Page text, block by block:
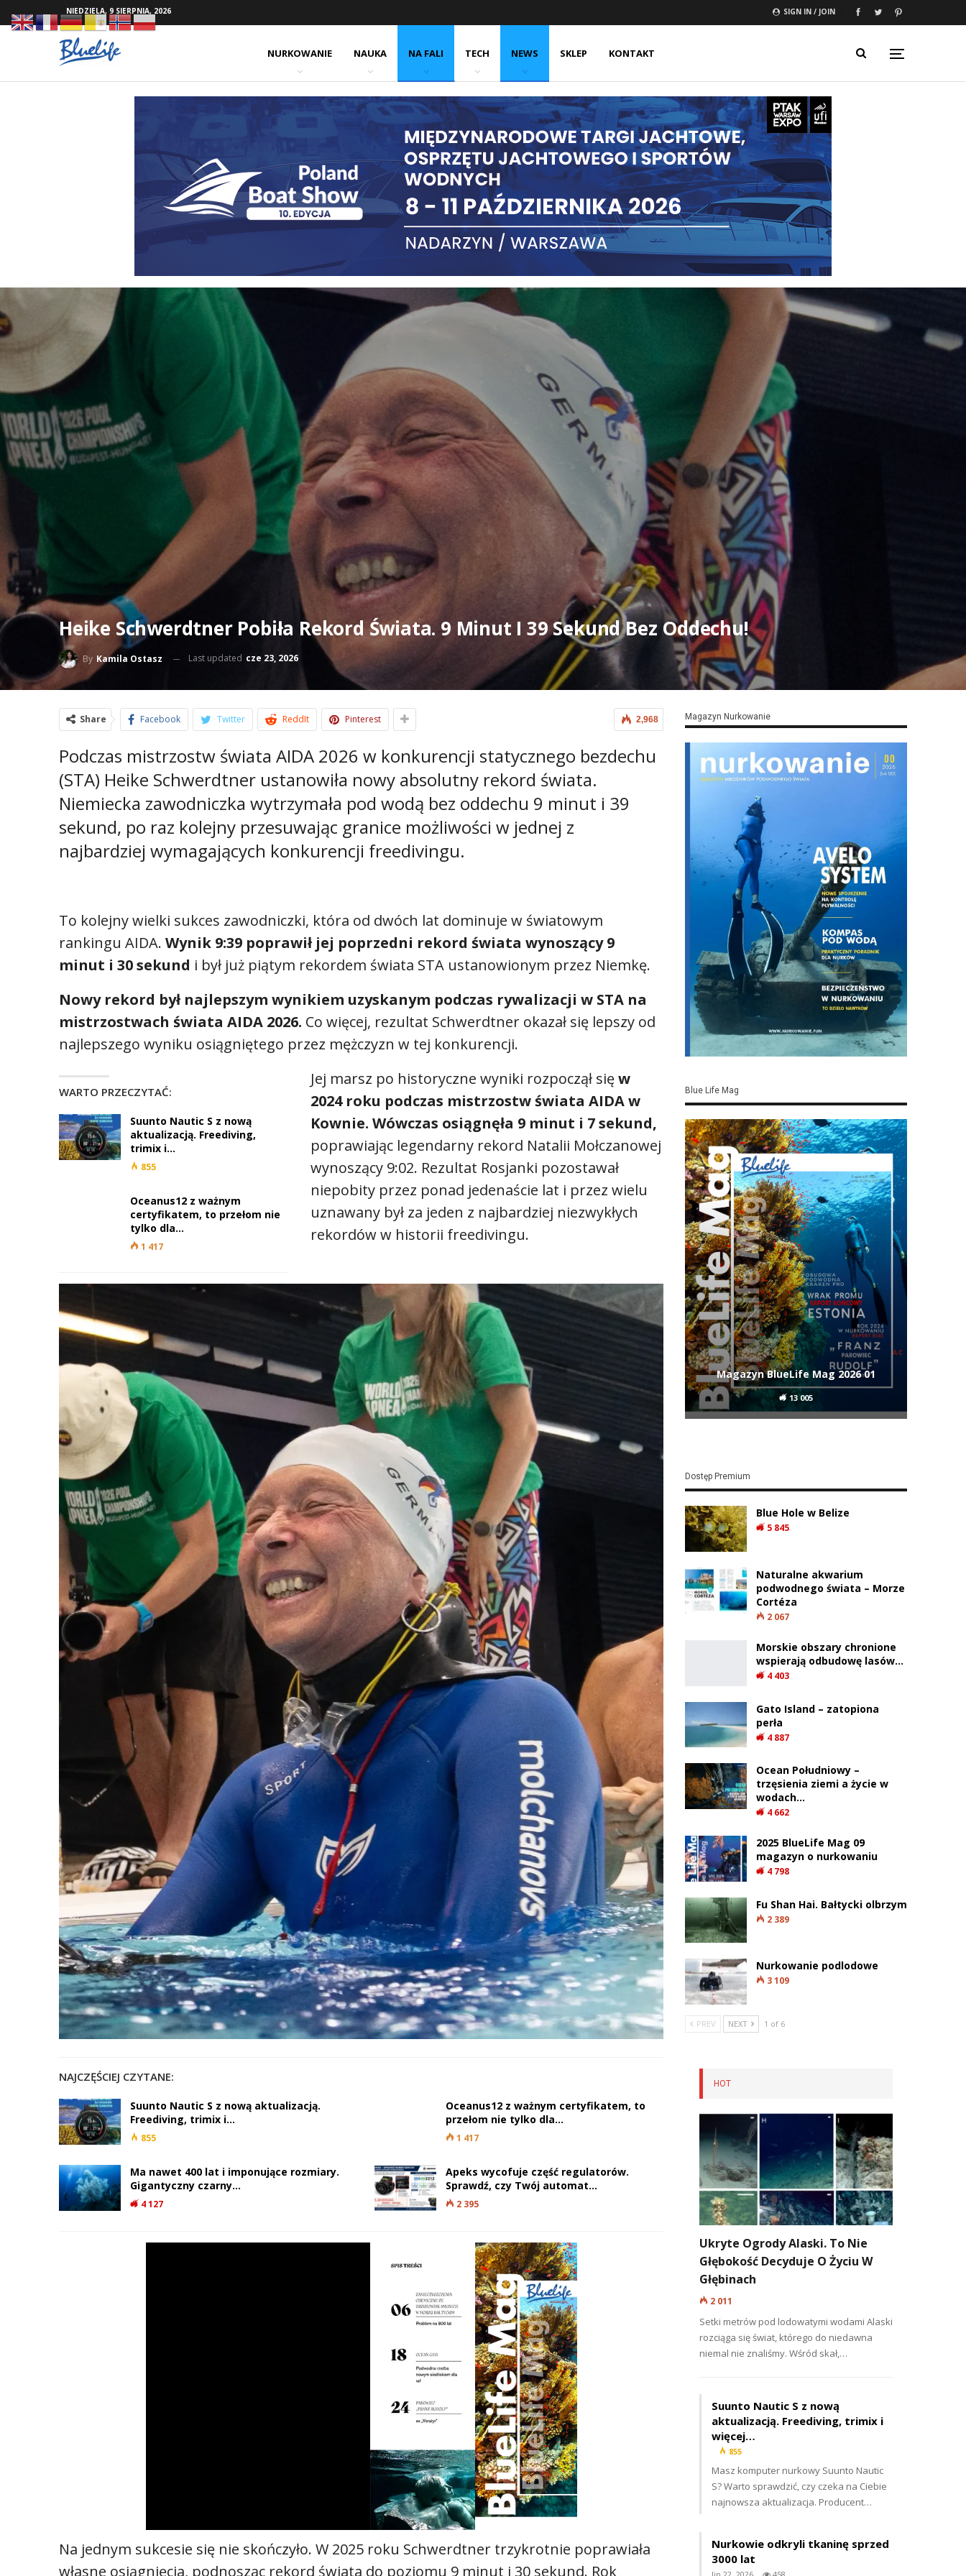
SIGN IN / JOIN
NIEDZIELA, 9 SIERPNIA, 2026
NURKOWANIE NAUKA NA FALI TECH NEWS SKLEP KONTAKT
Heike Schwerdtner Pobiła Rekord Świata. 9 Minut I 39 Sekund Bez Oddechu!
By Kamila Ostasz Last updated cze 23, 2026
2,968
Share Facebook Twitter ReddIt Pinterest
Podczas mistrzostw świata AIDA 2026 w konkurencji statycznego bezdechu
(STA) Heike Schwerdtner ustanowiła nowy absolutny rekord świata.
Niemiecka zawodniczka wytrzymała pod wodą bez oddechu 9 minut i 39
sekund, po raz kolejny przesuwając granice możliwości w jednej z
najbardziej wymagających konkurencji freedivingu.
To kolejny wielki sukces zawodniczki, która od dwóch lat dominuje w światowym
rankingu AIDA. Wynik 9:39 poprawił jej poprzedni rekord świata wynoszący 9
minut i 30 sekund i był już piątym rekordem świata STA ustanowionym przez Niemkę.
Nowy rekord był najlepszym wynikiem uzyskanym podczas rywalizacji w STA na
mistrzostwach świata AIDA 2026. Co więcej, rezultat Schwerdtner okazał się lepszy od
najlepszego wyniku osiągniętego przez mężczyzn w tej konkurencji.
WARTO PRZECZYTAĆ:
Suunto Nautic S z nową
aktualizacją. Freediving,
trimix i…
855
Oceanus12 z ważnym
certyfikatem, to przełom nie
tylko dla…
1 417
Jej marsz po historyczne wyniki rozpoczął sięw
2024 roku podczas mistrzostw świata AIDA w
Kownie. Wówczas osiągnęła 9 minut i 7 sekund,
poprawiając legendarny rekord Natalii Mołczanowej
wynoszący 9:02. Rezultat Rosjanki pozostawał
niepobity przez ponad jedenaście lat i przez wielu
uznawany był za jeden z najbardziej niezwykłych
rekordów w historii freedivingu.
NAJCZĘŚCIEJ CZYTANE:
Suunto Nautic S z nową aktualizacją.
Freediving, trimix i…
855
Oceanus12 z ważnym certyfikatem, to
przełom nie tylko dla…
1 417
Ma nawet 400 lat i imponujące rozmiary.
Gigantyczny czarny…
4 127
Apeks wycofuje część regulatorów.
Sprawdź, czy Twój automat…
2 395
Na jednym sukcesie się nie skończyło. W 2025 roku Schwerdtner trzykrotnie poprawiała
własne osiągnięcia, podnosząc rekord świata do poziomu 9 minut i 30 sekund. Rok
Magazyn Nurkowanie
Blue Life Mag
Magazyn BlueLife Mag 2026 01
13 005
Dostęp Premium
Blue Hole w Belize
5 845
Naturalne akwarium
podwodnego świata – Morze
Cortéza
2 067
Morskie obszary chronione
wspierają odbudowę lasów…
4 403
Gato Island – zatopiona
perła
4 887
Ocean Południowy –
trzęsienia ziemi a życie w
wodach…
4 662
2025 BlueLife Mag 09
magazyn o nurkowaniu
4 798
Fu Shan Hai. Bałtycki olbrzym
2 389
Nurkowanie podlodowe
3 109
PREV NEXT 1 of 6
HOT
Ukryte Ogrody Alaski. To Nie
Głębokość Decyduje O Życiu W
Głębinach
2 011
Setki metrów pod lodowatymi wodami Alaski
rozciąga się świat, którego do niedawna
niemal nie znaliśmy. Wśród skał,…
Suunto Nautic S z nową
aktualizacją. Freediving, trimix i
więcej…
855
Masz komputer nurkowy Suunto Nautic
S? Warto sprawdzić, czy czeka na Ciebie
najnowsza aktualizacja. Producent…
Nurkowie odkryli tkaninę sprzed
3000 lat